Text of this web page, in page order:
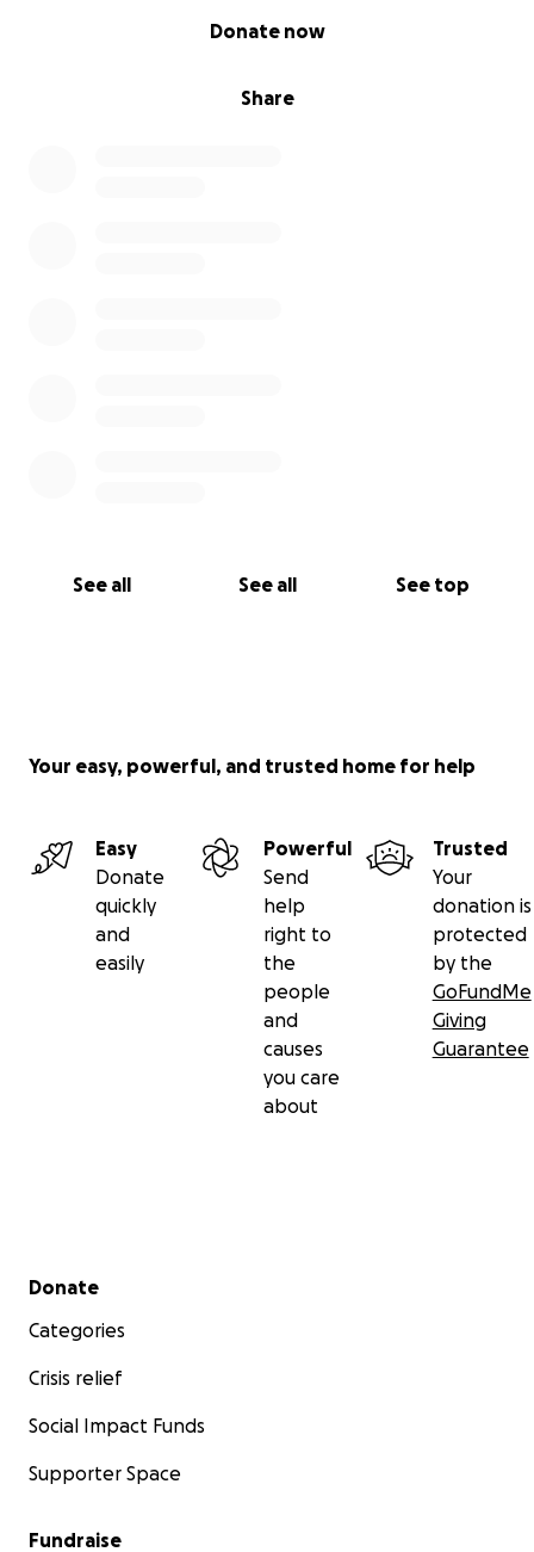
Share
Donate now
See all See all See top
Your easy, powerful, and trusted home for help
Easy
Donate
quickly
and
easily
Powerful
Send
help
right to
the
people
and
causes
you care
about
Trusted
Your
donation is
protected
by the
GoFundMe
Giving
Guarantee
Secondary menu
Donate
Categories
Crisis relief
Social Impact Funds
Supporter Space
Fundraise